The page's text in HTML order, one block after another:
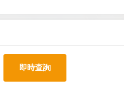
即時查詢